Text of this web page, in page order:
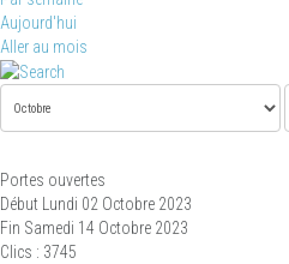
Aujourd'hui
Aller au mois
Portes ouvertes
Début Lundi 02 Octobre 2023
Fin Samedi 14 Octobre 2023
Clics : 3745